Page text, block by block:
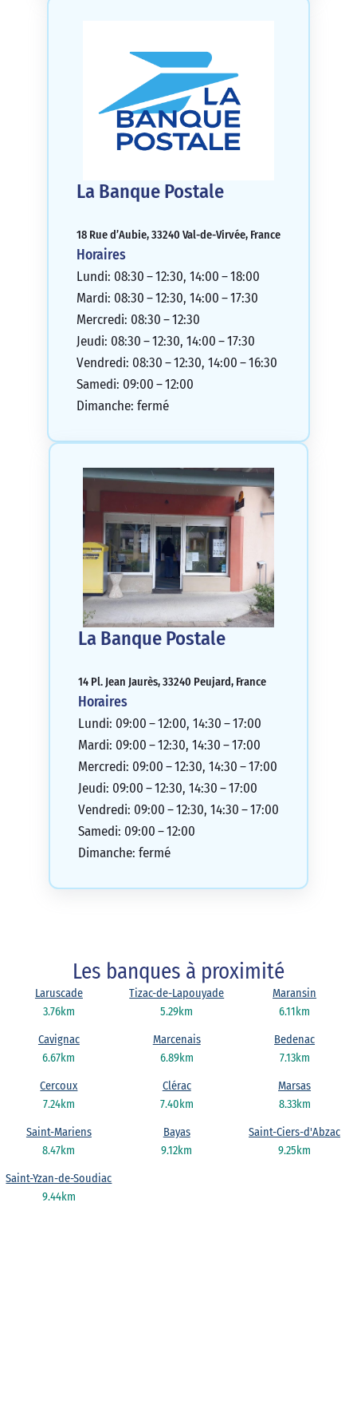
La Banque Postale
18 Rue d’Aubie, 33240 Val-de-Virvée, France
Horaires
Lundi: 08:30 – 12:30, 14:00 – 18:00
Mardi: 08:30 – 12:30, 14:00 – 17:30
Mercredi: 08:30 – 12:30
Jeudi: 08:30 – 12:30, 14:00 – 17:30
Vendredi: 08:30 – 12:30, 14:00 – 16:30
Samedi: 09:00 – 12:00
Dimanche: fermé
La Banque Postale
14 Pl. Jean Jaurès, 33240 Peujard, France
Horaires
Lundi: 09:00 – 12:00, 14:30 – 17:00
Mardi: 09:00 – 12:30, 14:30 – 17:00
Mercredi: 09:00 – 12:30, 14:30 – 17:00
Jeudi: 09:00 – 12:30, 14:30 – 17:00
Vendredi: 09:00 – 12:30, 14:30 – 17:00
Samedi: 09:00 – 12:00
Dimanche: fermé
Les banques à proximité
3.76km
Laruscade
5.29km
Tizac-de-Lapouyade
6.11km
Maransin
6.67km
Cavignac
6.89km
Marcenais
7.13km
Bedenac
7.24km
Cercoux
7.40km
Clérac
8.33km
Marsas
8.47km
Saint-Mariens
9.12km
Bayas
9.25km
Saint-Ciers-d'Abzac
9.44km
Saint-Yzan-de-Soudiac